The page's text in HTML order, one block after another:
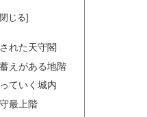
れた天守閣
えがある地階
ていく城内
最上階